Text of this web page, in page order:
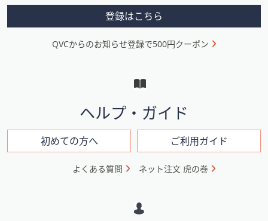
メ
ニ
ン
登録はこちら
QVCからのお知らせ登録で500円クーポン
ヘルプ・ガイド
初めての方へ ご利用ガイド
よくある質問 ネット注文 虎の巻